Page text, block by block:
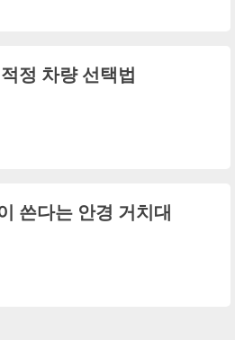
정 차량 선택법
쓴다는 안경 거치대